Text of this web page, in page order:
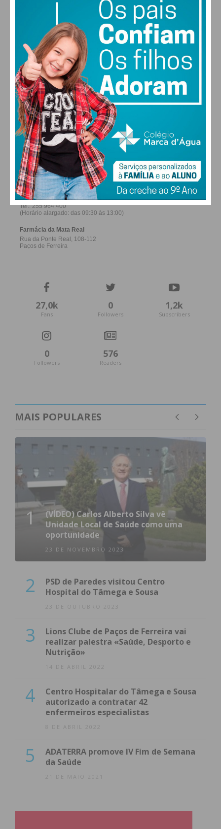
DOM SEG
30°
TER
31
QUA
FARMACIAS DE SERVIÇO EM PAÇOS DE
FERREIRA
27,0k
Fans
0
Followers
1,2k
Subscribers
0
Followers
576
Readers
MAIS POPULARES
1
(VÍDEO) Carlos Alberto Silva vê
Unidade Local de Saúde como uma
oportunidade
23 DE NOVEMBRO 2023
2
PSD de Paredes visitou Centro
Hospital do Tâmega e Sousa
23 DE OUTUBRO 2023
3
Lions Clube de Paços de Ferreira vai
realizar palestra «Saúde, Desporto e
Nutrição»
14 DE ABRIL 2022
4
Centro Hospitalar do Tâmega e Sousa
autorizado a contratar 42
enfermeiros especialistas
8 DE ABRIL 2022
5
ADATERRA promove IV Fim de Semana
da Saúde
21 DE MAIO 2021